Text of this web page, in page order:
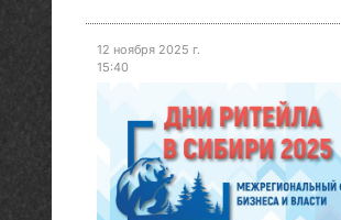
12 ноября 2025 г.
15:40